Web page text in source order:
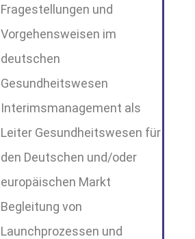
Fragestellungen und
Vorgehensweisen im
deutschen
Gesundheitswesen
Interimsmanagement als
Leiter Gesundheitswesen für
den Deutschen und/oder
europäischen Markt
Begleitung von
Launchprozessen und